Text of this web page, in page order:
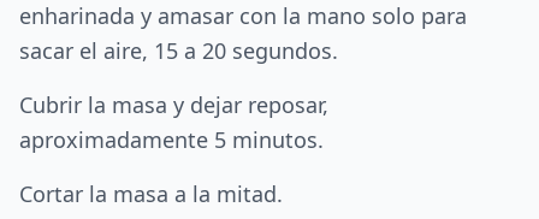
enharinada y amasar con la mano solo para
sacar el aire, 15 a 20 segundos.
Cubrir la masa y dejar reposar,
aproximadamente 5 minutos.
Cortar la masa a la mitad.